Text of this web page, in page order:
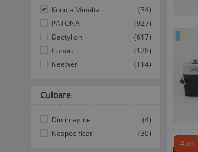
-45%
Konica Minolta
(34)
PATONA
(927)
Dactylion
(617)
Canon
(128)
Neewer
(114)
Culoare
Din imagine
(4)
Nespecificat
(30)